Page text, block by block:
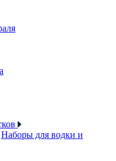
Наборы для водки и